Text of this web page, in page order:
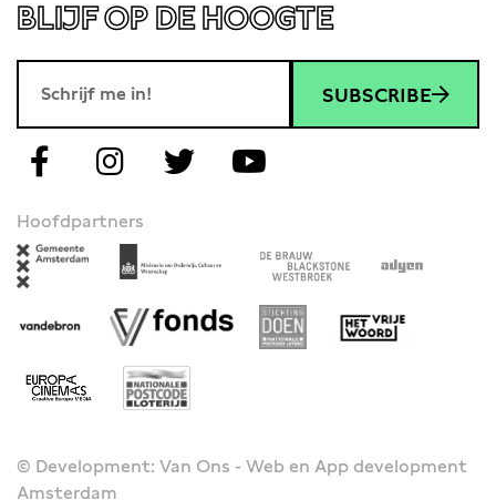
BLIJF OP DE HOOGTE
SUBSCRIBE
Hoofdpartners
© Development: Van Ons - Web en App development
Amsterdam